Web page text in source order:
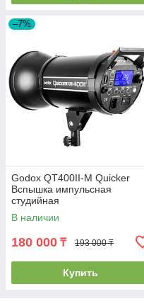
–7%
Godox QT400II-M Quicker
Вспышка импульсная
студийная
В наличии
180 000 ₸ 193 000 ₸
Купить